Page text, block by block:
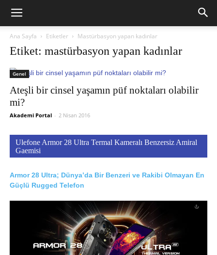
Ana Sayfa Etiketler Mastürbasyon yapan kadınlar
Etiket: mastürbasyon yapan kadınlar
Genel
Ateşli bir cinsel yaşamın püf noktaları olabilir
mi?
Akademi Portal - 2 Nisan 2016
Ulefone Armor 28 Ultra Termal Kameralı Benzersiz Amiral
Gaemisi
Armor 28 Ultra; Dünya’da Bir Benzeri ve Rakibi Olmayan En
Güçlü Rugged Telefon